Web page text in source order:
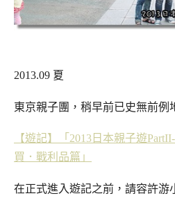
2013.09 夏
東京親子團，稍早前已史無前例
【遊記】「2013日本親子遊
買．戰利品篇」
在正式進入遊記之前，請容許游